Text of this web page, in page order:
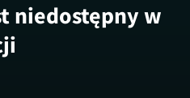
niedostępny w